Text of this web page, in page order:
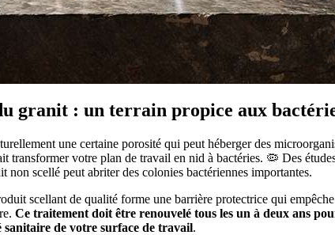
granit : un terrain propice aux
une certaine porosité qui peut héberger des
transformer votre plan de travail en nid à bactéries. 🦠 Des
non scellé peut abriter des colonies bactériennes importantes.
scellant de qualité forme une barrière protectrice qui
Ce traitement doit être renouvelé tous les un à deux ans
sanitaire de votre surface de travail.